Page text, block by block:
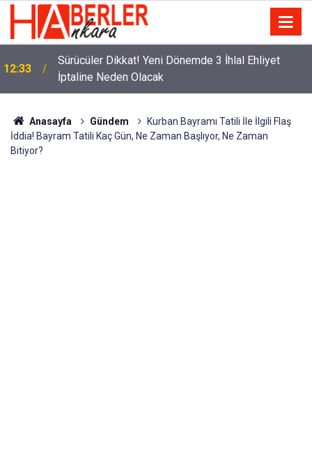
12:33
Sürücüler Dikkat! Yeni Dönemde 3 İhlal Ehliyet
İptaline Neden Olacak
Anasayfa Gündem
Kurban Bayramı Tatili İle İlgili Flaş
İddia! Bayram Tatili Kaç Gün, Ne Zaman Başlıyor, Ne Zaman
Bitiyor?